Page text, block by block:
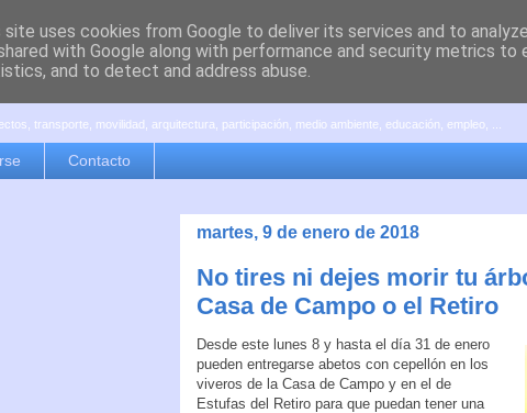
transporte, movilidad, arquitectura, participación, medio ambiente, educación, empleo, ...
Contacto
martes, 9 de enero de 2018
No tires ni dejes morir tu
Casa de Campo o el Retiro
Desde este lunes 8 y hasta el día 31 de enero
pueden entregarse abetos con cepellón en los
viveros de la Casa de Campo y en el de
Estufas del Retiro para que puedan tener una
site uses cookies from Google to deliver its services and to
with Google along with performance and security metrics to
and to detect and address abuse.